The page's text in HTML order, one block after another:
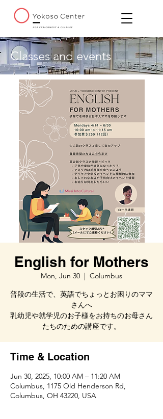
Classes and events
English for Mothers
Mon, Jun 30
  |
Columbus
普段の生活で、英語でちょっとお困りのママ
さんへ
乳幼児や就学児のお子様をお持ちのお母さん
たちのための講座です。
Time & Location
Jun 30, 2025, 10:00 AM – 11:20 AM
Columbus, 1175 Old Henderson Rd,
Columbus, OH 43220, USA